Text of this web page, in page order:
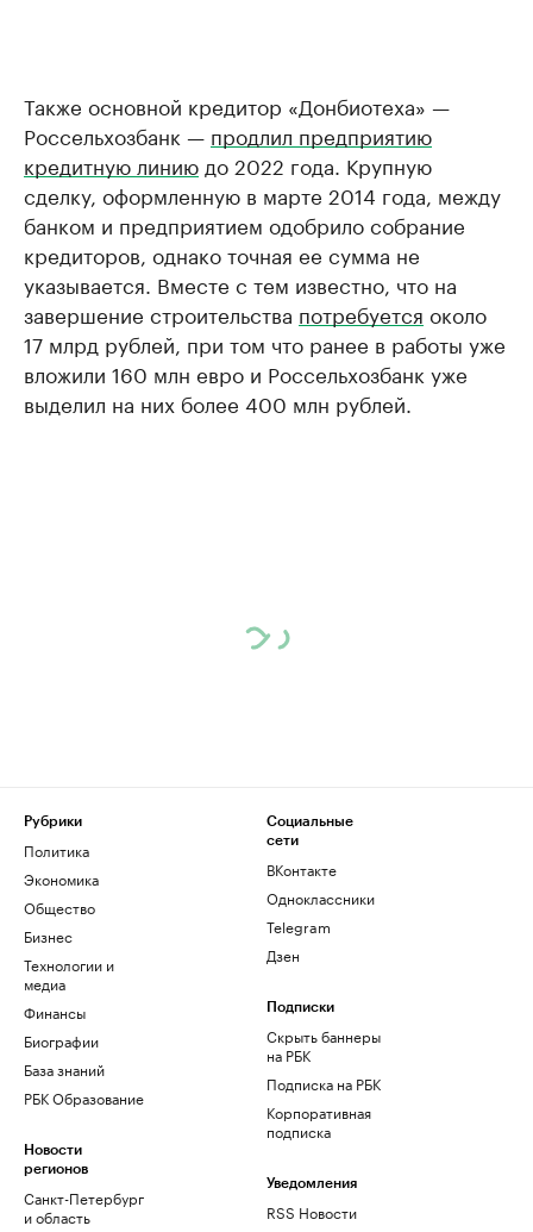
Также основной кредитор «Донбиотеха» —
Россельхозбанк — продлил предприятию
кредитную линию до 2022 года. Крупную
сделку, оформленную в марте 2014 года, между
банком и предприятием одобрило собрание
кредиторов, однако точная ее сумма не
указывается. Вместе с тем известно, что на
завершение строительства потребуется около
17 млрд рублей, при том что ранее в работы уже
вложили 160 млн евро и Россельхозбанк уже
выделил на них более 400 млн рублей.
Рубрики
Политика
Экономика
Общество
Бизнес
Технологии и
медиа
Финансы
Биографии
База знаний
РБК Образование
Новости
регионов
Санкт-Петербург
и область
Социальные
сети
ВКонтакте
Одноклассники
Telegram
Дзен
Подписки
Скрыть баннеры
на РБК
Подписка на РБК
Корпоративная
подписка
Уведомления
RSS Новости